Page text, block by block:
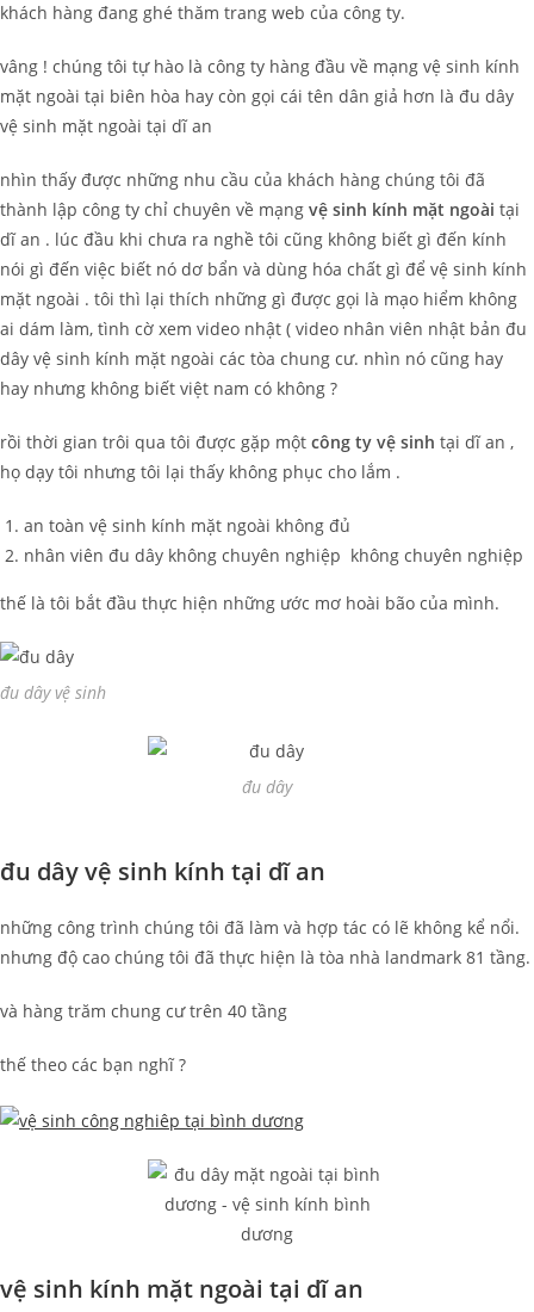
khách hàng đang ghé thăm trang web của công ty.
vâng ! chúng tôi tự hào là công ty hàng đầu về mạng vệ sinh kính
mặt ngoài tại biên hòa hay còn gọi cái tên dân giả hơn là đu dây
vệ sinh mặt ngoài tại dĩ an
nhìn thấy được những nhu cầu của khách hàng chúng tôi đã
thành lập công ty chỉ chuyên về mạng vệ sinh kính mặt ngoài tại
dĩ an . lúc đầu khi chưa ra nghề tôi cũng không biết gì đến kính
nói gì đến việc biết nó dơ bẩn và dùng hóa chất gì để vệ sinh kính
mặt ngoài . tôi thì lại thích những gì được gọi là mạo hiểm không
ai dám làm, tình cờ xem video nhật ( video nhân viên nhật bản đu
dây vệ sinh kính mặt ngoài các tòa chung cư. nhìn nó cũng hay
hay nhưng không biết việt nam có không ?
rồi thời gian trôi qua tôi được gặp một công ty vệ sinh tại dĩ an ,
họ dạy tôi nhưng tôi lại thấy không phục cho lắm .
an toàn vệ sinh kính mặt ngoài không đủ
nhân viên đu dây không chuyên nghiệp không chuyên nghiệp
thế là tôi bắt đầu thực hiện những ước mơ hoài bão của mình.
đu dây vệ sinh
đu dây
đu dây vệ sinh kính tại dĩ an
những công trình chúng tôi đã làm và hợp tác có lẽ không kể nổi.
nhưng độ cao chúng tôi đã thực hiện là tòa nhà landmark 81 tầng.
và hàng trăm chung cư trên 40 tầng
thế theo các bạn nghĩ ?
vệ sinh kính mặt ngoài tại dĩ an